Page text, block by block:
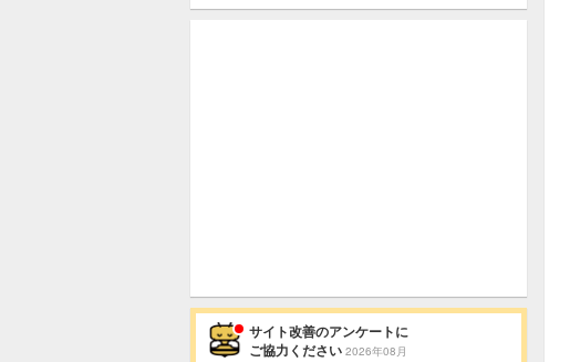
サイト改善のアンケートに
ご協力ください 2026年08月